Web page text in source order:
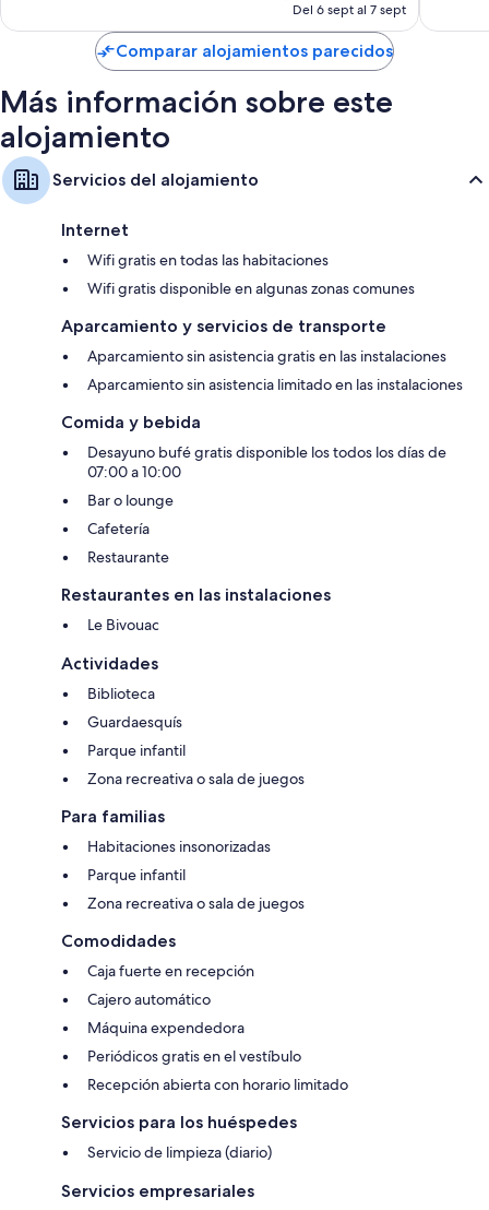
actual
de
177 €
Del 6 sept al 7 sept
Comparar alojamientos parecidos
Más información sobre este
alojamiento
Servicios del alojamiento
Internet
Wifi gratis en todas las habitaciones
Wifi gratis disponible en algunas zonas comunes
Aparcamiento y servicios de transporte
Aparcamiento sin asistencia gratis en las instalaciones
Aparcamiento sin asistencia limitado en las instalaciones
Comida y bebida
Desayuno bufé gratis disponible los todos los días de
07:00 a 10:00
Bar o lounge
Cafetería
Restaurante
Restaurantes en las instalaciones
Le Bivouac
Actividades
Biblioteca
Guardaesquís
Parque infantil
Zona recreativa o sala de juegos
Para familias
Habitaciones insonorizadas
Parque infantil
Zona recreativa o sala de juegos
Comodidades
Caja fuerte en recepción
Cajero automático
Máquina expendedora
Periódicos gratis en el vestíbulo
Recepción abierta con horario limitado
Servicios para los huéspedes
Servicio de limpieza (diario)
Servicios empresariales